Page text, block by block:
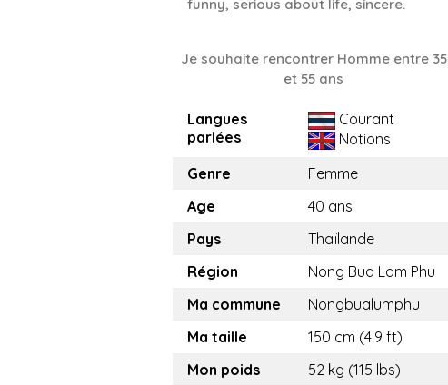
funny, serious about life, sincere.
Je souhaite rencontrer Homme entre 35
et 55 ans
Langues
parlées
Courant
Notions
Genre
Femme
Age
40 ans
Pays
Thaïlande
Région
Nong Bua Lam Phu
Ma commune
Nongbualumphu
Ma taille
150 cm (4.9 ft)
Mon poids
52 kg (115 lbs)